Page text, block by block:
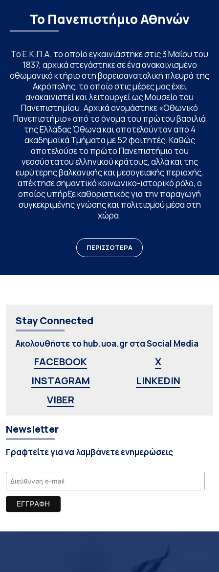
Το Πανεπιστήμιο Αθηνών
Το Ε.Κ.Π.Α. το οποίο εγκαινιάστηκε στις 3 Μαΐου του
1837, αρχικά στεγάστηκε σε ένα ανακαινισμένο
οθωμανικό κτήριο στη βορειοανατολική πλευρά της
Ακρόπολης, το οποίο στις μέρες μας έχει
ανακαινιστεί και λειτουργεί ως Μουσείο του
Πανεπιστημίου. Αρχικά ονομάστηκε «Οθωνικό
Πανεπιστήμιο» από το όνομα του πρώτου βασιλιά
της Ελλάδας Όθωνα και αποτελούνταν από 4
ακαδημαϊκά Τμήματα με 52 φοιτητές. Καθώς
αποτελούσε το πρώτο Πανεπιστήμιο του
νεοσύστατου ελληνικού κράτους, αλλά και της
ευρύτερης βαλκανικής και μεσογειακής περιοχής,
απέκτησε σημαντικό κοινωνικο-ιστορικό ρόλο, ο
οποίος υπήρξε καθοριστικός για την παραγωγή
συγκεκριμένης γνώσης και πολιτισμού μέσα στη
χώρα.
ΠΕΡΙΣΣΟΤΕΡΑ
Stay Connected
Ακολουθήστε το hub.uoa.gr στα Social Media
FACEBOOK
X
INSTAGRAM
LINKEDIN
VIBER
Newsletter
Γραφτείτε για να λαμβάνετε ενημερώσεις